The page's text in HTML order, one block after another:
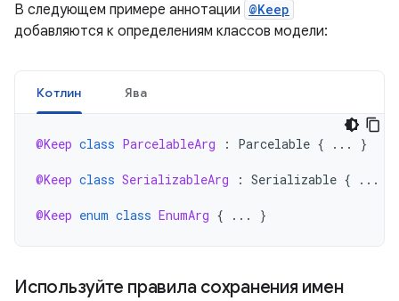
В следующем примере аннотации @Keep
добавляются к определениям классов модели:
Котлин Ява
@Keep class ParcelableArg : Parcelable { ... }
@Keep class SerializableArg : Serializable { ...
@Keep enum class EnumArg { ... }
Используйте правила сохранения имен